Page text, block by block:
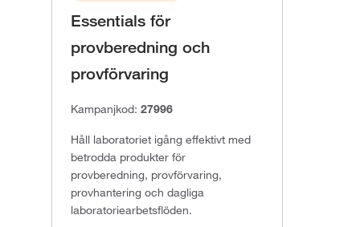
Essentials för
provberedning och
provförvaring
Kampanjkod: 27996
Håll laboratoriet igång effektivt med
betrodda produkter för
provberedning, provförvaring,
provhantering och dagliga
laboratoriearbetsflöden.